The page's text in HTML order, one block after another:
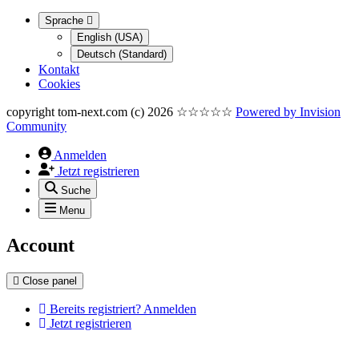
Sprache
English (USA)
Deutsch (Standard)
Kontakt
Cookies
copyright tom-next.com (c) 2026 ☆☆☆☆☆ Powered by Invision
Community
Anmelden
Jetzt registrieren
Suche
Menu
Account
Close panel
Bereits registriert? Anmelden
Jetzt registrieren